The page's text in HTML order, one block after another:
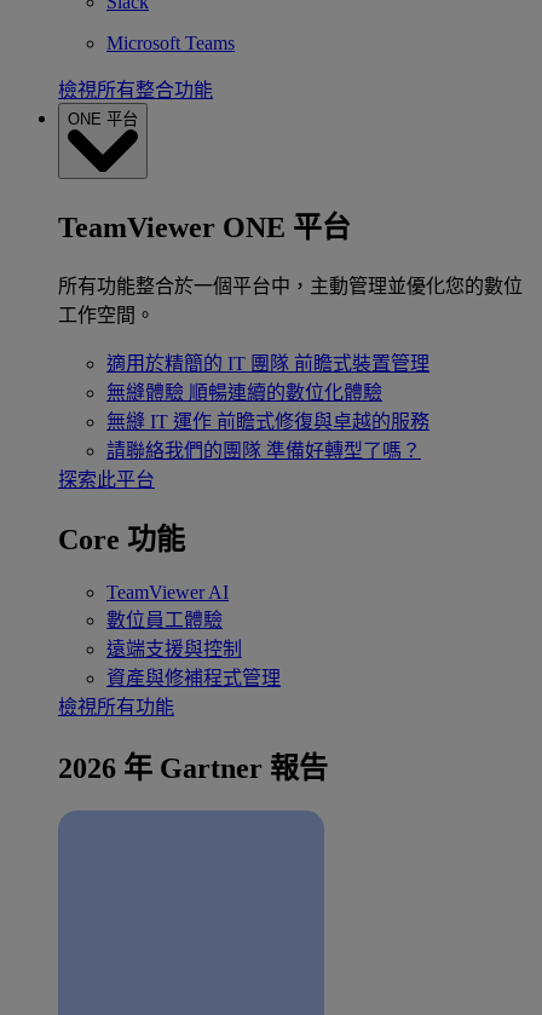
Microsoft Teams
檢視所有整合功能
ONE 平台
TeamViewer ONE 平台
所有功能整合於一個平台中，主動管理並優化您的數位
工作空間。
適用於精簡的 IT 團隊 前瞻式裝置管理
無縫體驗 順暢連續的數位化體驗
無縫 IT 運作 前瞻式修復與卓越的服務
請聯絡我們的團隊 準備好轉型了嗎？
探索此平台
Core 功能
TeamViewer AI
數位員工體驗
遠端支援與控制
資產與修補程式管理
檢視所有功能
2026 年 Gartner 報告